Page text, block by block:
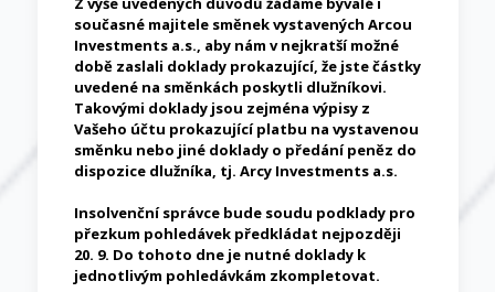
současné majitele směnek vystavených Arcou
Investments a.s., aby nám v nejkratší možné
době zaslali doklady prokazující, že jste částky
uvedené na směnkách poskytli dlužníkovi.
Takovými doklady jsou zejména výpisy z
Vašeho účtu prokazující platbu na vystavenou
směnku nebo jiné doklady o předání peněz do
dispozice dlužníka, tj. Arcy Investments a.s.
Insolvenční správce bude soudu podklady pro
přezkum pohledávek předkládat nejpozději
20. 9. Do tohoto dne je nutné doklady k
jednotlivým pohledávkám zkompletovat.